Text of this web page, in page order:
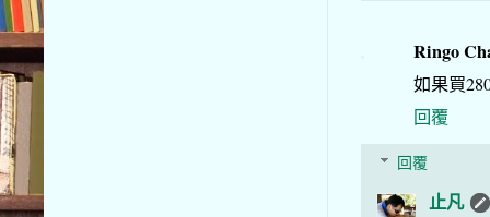
Ringo
如果買
回覆
回覆
止凡